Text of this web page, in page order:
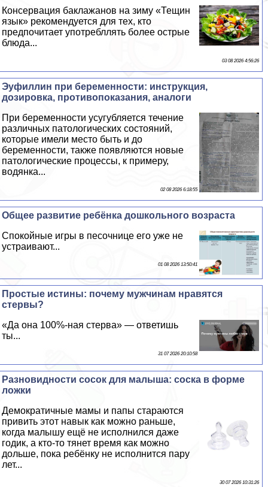
Консервация баклажанов на зиму «Тещин
язык» рекомендуется для тех, кто
предпочитает употрeбллять более острые
блюда...
03 08 2026 4:56:26
Эуфиллин при беременности: инструкция,
дозировка, противопоказания, аналоги
При беременности усугубляется течение
различных патологических состояний,
которые имели место быть и до
беременности, также появляются новые
патологические процессы, к примеру,
водянка...
02 08 2026 6:18:55
Общее развитие ребёнка дошкольного возраста
Спокойные игры в песочнице его уже не
устраивают...
01 08 2026 13:50:41
Простые истины: почему мужчинам нравятся
стepвы?
«Да она 100%-ная стepва» — ответишь
ты...
31 07 2026 20:10:58
Разновидности сосок для малыша: соска в форме
ложки
Демократичные мамы и папы стараются
привить этот навык как можно раньше,
когда малышу ещё не исполнился даже
годик, а кто-то тянет время как можно
дольше, пока ребёнку не исполнится пару
лет...
30 07 2026 10:31:26